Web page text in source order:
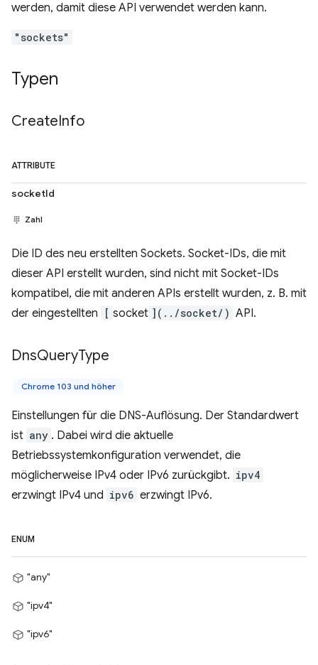
werden, damit diese API verwendet werden kann.
"sockets"
Typen
CreateInfo
ATTRIBUTE
socketId
Zahl
Die ID des neu erstellten Sockets. Socket-IDs, die mit
dieser API erstellt wurden, sind nicht mit Socket-IDs
kompatibel, die mit anderen APIs erstellt wurden, z. B. mit
der eingestellten
[ socket ](../socket/) API.
DnsQueryType
Chrome 103 und höher
Einstellungen für die DNS-Auflösung. Der Standardwert
ist any . Dabei wird die aktuelle
Betriebssystemkonfiguration verwendet, die
möglicherweise IPv4 oder IPv6 zurückgibt. ipv4
erzwingt IPv4 und ipv6 erzwingt IPv6.
ENUM
"any"
"ipv4"
"ipv6"